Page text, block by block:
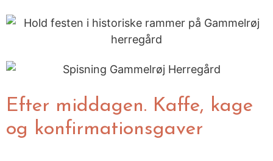
Efter middagen. Kaffe, kage
og konfirmationsgaver